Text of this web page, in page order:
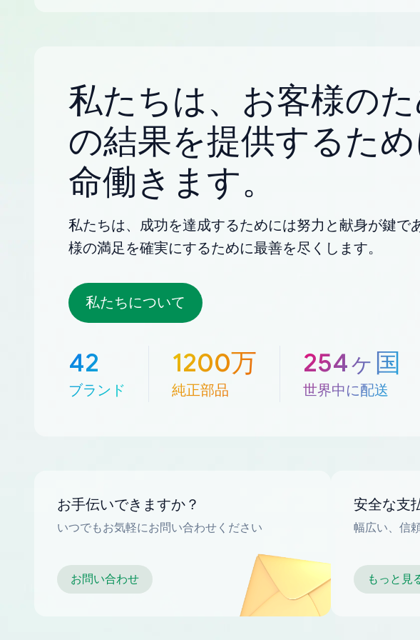
私たちは、お客様の
の結果を提供するた
命働きます。
私たちは、成功を達成するためには努力と献身が鍵で
様の満足を確実にするために最善を尽くします。
私たちについて
42
ブランド
1200万
純正部品
254ヶ国
世界中に配送
お手伝いできますか？
いつでもお気軽にお問い合わせください
お問い合わせ
安全な支
幅広い、信
もっと見